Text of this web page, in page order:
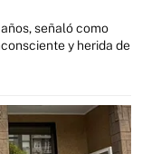
señaló como
y herida de